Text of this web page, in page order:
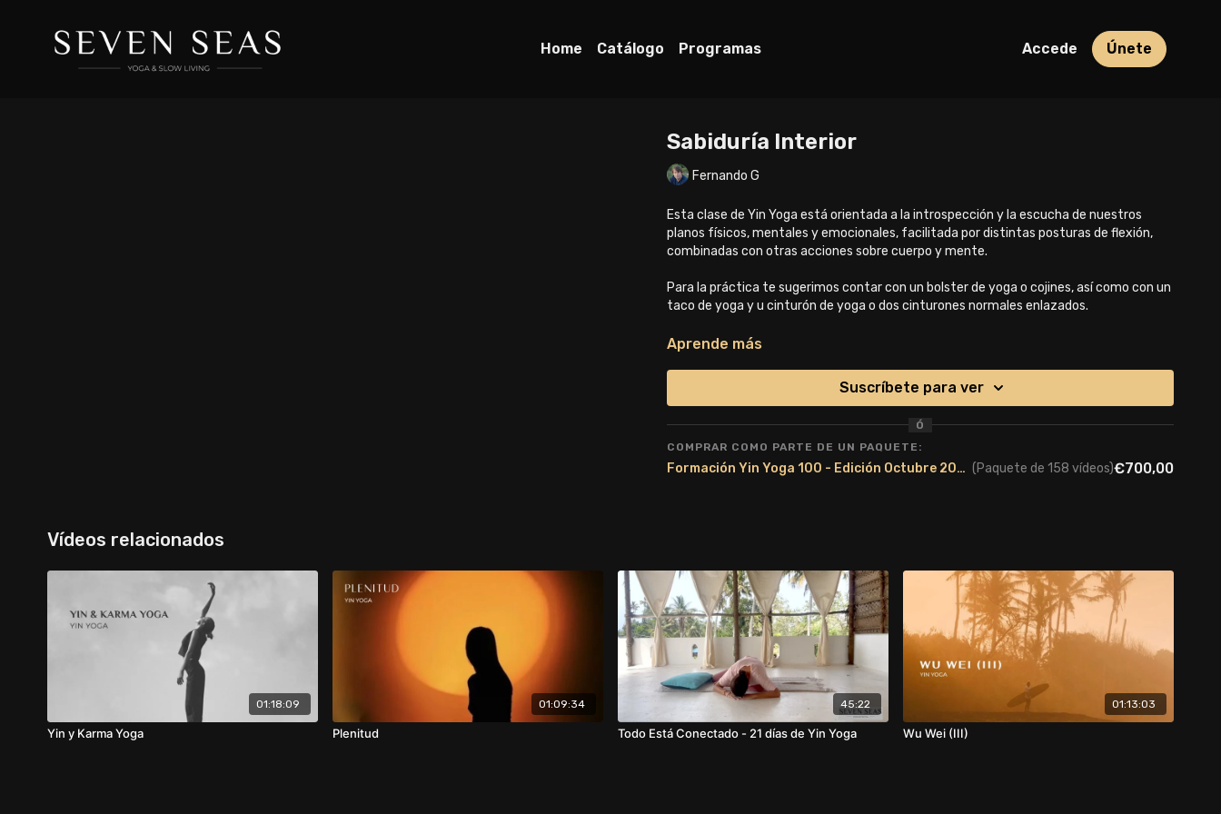
Home Catálogo Programas Accede Únete
Sabiduría Interior
Fernando G
Esta clase de Yin Yoga está orientada a la introspección y la escucha de nuestros
planos físicos, mentales y emocionales, facilitada por distintas posturas de flexión,
combinadas con otras acciones sobre cuerpo y mente.
Para la práctica te sugerimos contar con un bolster de yoga o cojines, así como con un
taco de yoga y u cinturón de yoga o dos cinturones normales enlazados.
Gracias por acompañarnos. Namaste 🙏
Aprende más
Suscríbete para ver
Ó
COMPRAR COMO PARTE DE UN PAQUETE:
Formación Yin Yoga 100 - Edición Octubre 2024 (Paquete de 158 vídeos)€700,00
Vídeos relacionados
01:18:09
Yin y Karma Yoga
01:09:34
Plenitud
45:22
Todo Está Conectado - 21 días de Yin Yoga
01:13:03
Wu Wei (III)